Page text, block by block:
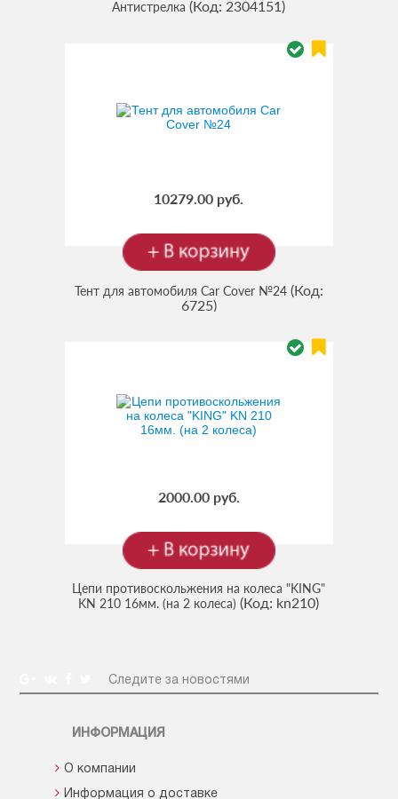
Антистрелка(Код: 2304151)
10279.00 руб.
Тент для автомобиля Car Cover №24 (Код:
6725)
2000.00 руб.
Цепи противоскольжения на колеса "KING"
KN 210 16мм. (на 2 колеса)(Код: kn210)
Следите за новостями
ИНФОРМАЦИЯ
О компании
Информация о доставке